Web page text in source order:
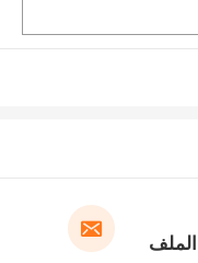
Technology Co., Ltd الملف